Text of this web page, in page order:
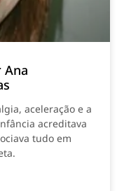
Ana
aceleração e a
acreditava
tudo em